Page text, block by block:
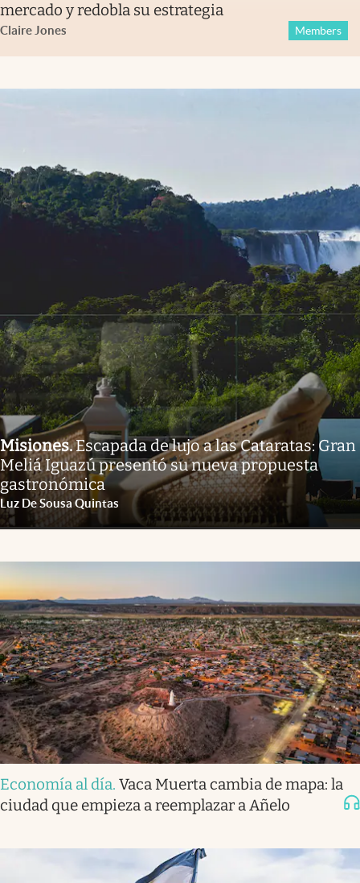
mercado y redobla su estrategia
Claire Jones Members
Misiones.Escapada de lujo a las Cataratas: Gran
Meliá Iguazú presentó su nueva propuesta
gastronómica
Luz De Sousa Quintas
Economía al día. Vaca Muerta cambia de mapa: la
ciudad que empieza a reemplazar a Añelo